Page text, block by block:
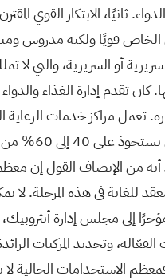
ثانيًا، الابتكار
الخاص قويًا ولكنه مدروس
أو السريرية، والتي
كان تقدم إدارة الغذاء
تعمل مراكز خدمات الرعاية
تصور أنهم
للغاية في هذه المرحلة.
وتحديد المركبات
الاستخدامات الحالية